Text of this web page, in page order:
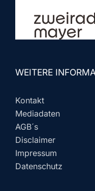
WEITERE
Kontakt
Mediadaten
AGB´s
Disclaimer
Impressum
Datenschutz